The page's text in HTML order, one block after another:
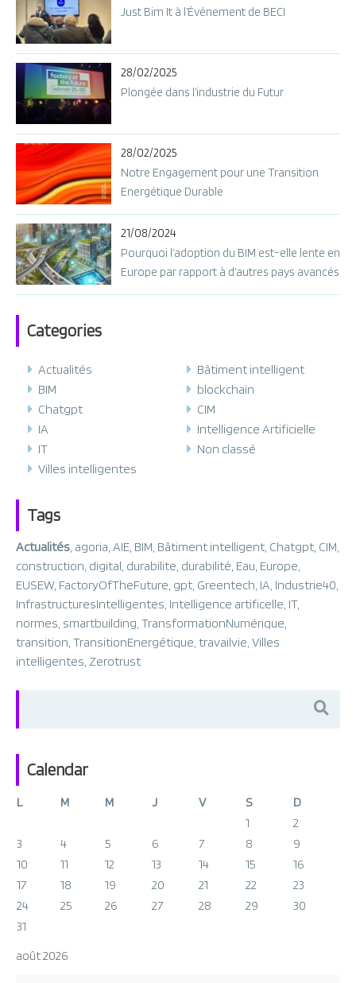
Just Bim It à l’Événement de BECI
28/02/2025
Plongée dans l’industrie du Futur
28/02/2025
Notre Engagement pour une Transition
Energétique Durable
21/08/2024
Pourquoi l’adoption du BIM est-elle lente en
Europe par rapport à d’autres pays avancés
?
Categories
Actualités
Bâtiment intelligent
BIM
blockchain
Chatgpt
CIM
IA
Intelligence Artificielle
IT
Non classé
Villes intelligentes
Tags
Actualités agoria AIE BIM Bâtiment intelligent Chatgpt CIM
construction digital durabilite durabilité Eau Europe
EUSEW, FactoryOfTheFuture gpt Greentech IA Industrie40
InfrastructuresIntelligentes Intelligence artificelle IT,
normes smartbuilding TransformationNumérique
transition TransitionEnergétique travailvie Villes
intelligentes Zerotrust
Calendar
août 2026
L M M J V S
D
1
2
3
4 5 6 7 8
9
10
11 12 13 14 15
16
17
18 19 20 21 22
23
24
25 26 27 28 29
30
31